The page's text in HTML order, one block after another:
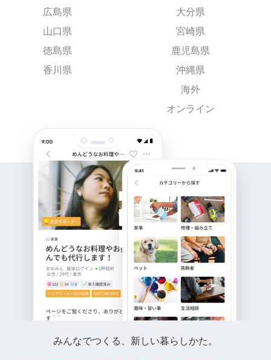
広島県
山口県
徳島県
香川県
大分県
宮崎県
鹿児島県
沖縄県
海外
オンライン
みんなでつくる、新しい暮らしかた。